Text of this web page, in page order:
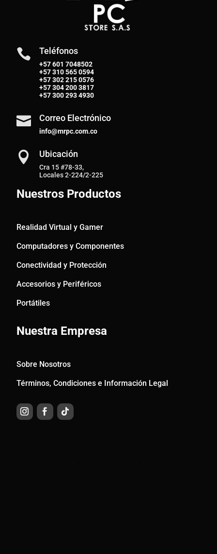
 Teléfonos
+57 601 7048502
+57310 565 0594
+57302 215 0576
+57304 200 3817
+57300 293 4930
 Correo Electrónico
info@mrpc.com.co
 Ubicación
Cra 15 #78-33,
Locales 2-224/2-225
Nuestros Productos
Realidad Virtual y Gamer
Computadores y Componentes
Conectividad y Protección
Accesorios y Periféricos
Portátiles
Nuestra Empresa
Sobre Nosotros
Términos, Condiciones e Información Legal